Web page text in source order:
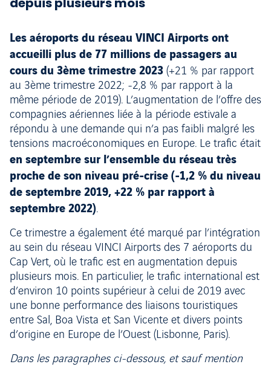
Les aéroports du réseau VINCI Airports ont
accueilli plus de 77 millions de passagers au
cours du 3ème trimestre 2023 (+21 % par rapport
au 3ème trimestre 2022; -2,8 % par rapport à la
même période de 2019). L’augmentation de l’offre des
compagnies aériennes liée à la période estivale a
répondu à une demande qui n’a pas faibli malgré les
tensions macroéconomiques en Europe. Le trafic était
en septembre sur l’ensemble du réseau très
proche de son niveau pré-crise (-1,2 % du niveau
de septembre 2019, +22 % par rapport à
septembre 2022).
Ce trimestre a également été marqué par l’intégration
au sein du réseau VINCI Airports des 7 aéroports du
Cap Vert, où le trafic est en augmentation depuis
plusieurs mois. En particulier, le trafic international est
d’environ 10 points supérieur à celui de 2019 avec
une bonne performance des liaisons touristiques
entre Sal, Boa Vista et San Vicente et divers points
d’origine en Europe de l’Ouest (Lisbonne, Paris).
Dans les paragraphes ci-dessous, et sauf mention